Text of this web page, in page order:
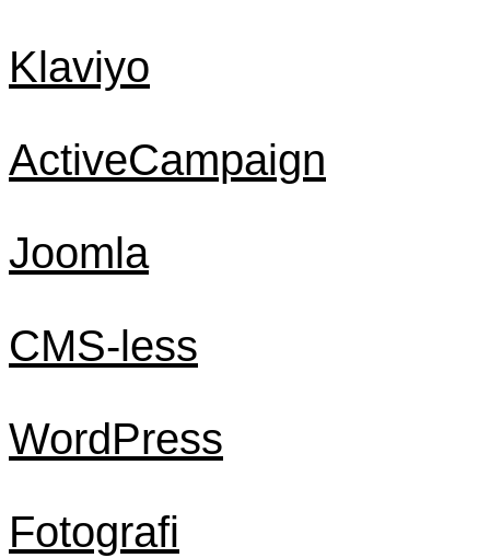
Klaviyo
ActiveCampaign
Joomla
CMS-less
WordPress
Fotografi